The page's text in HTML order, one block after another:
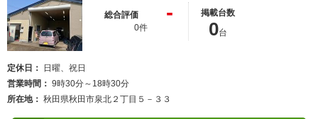
総合評価 -
0件
掲載台数
0台
定休日
日曜、祝日
営業時間
9時30分～18時30分
所在地
秋田県秋田市泉北２丁目５－３３